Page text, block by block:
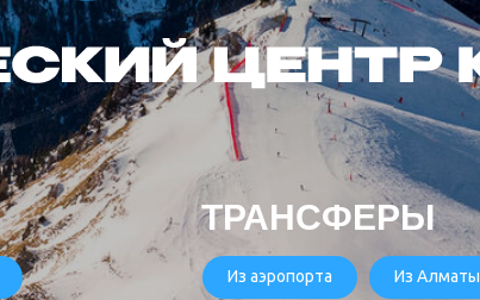
ТРАНСФЕРЫ
Из аэропорта Из Алматы